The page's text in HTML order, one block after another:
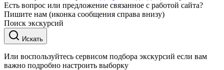
Есть вопрос или предложение связанное с работой сайта?
Пишите нам (иконка сообщения справа внизу)
Поиск экскурсий
Искать
Или воспользуйтесь сервисом подбора экскурсий если вам
важно подробно настроить выборку